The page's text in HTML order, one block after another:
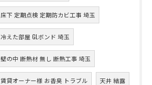
床下 定期点検 定期防カビ工事 埼玉
冷えた部屋 GLボンド 埼玉
壁の中 断熱材 無し 断熱工事 埼玉
賃貸オーナー様 お香臭 トラブル 天井 結露